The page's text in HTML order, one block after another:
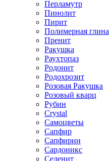
Перламутр
Пинолит
Пирит
Полимерная глина
Пренит
Ракушка
Раухтопаз
Родонит
Родохрозит
Розовая Ракушка
Розовый кварц
Рубин
Сrystal
Самоцветы
Сапфир
Сапфирин
Сардоникс
Селенит